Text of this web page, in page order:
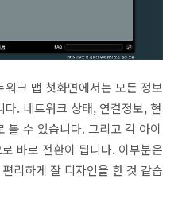
크 맵 첫화면에서는 모든 정보
. 네트워크 상태, 연결정보, 현
볼 수 있습니다. 그리고 각 아이
바로 전환이 됩니다. 이부분은
리하게 잘 디자인을 한 것 같습